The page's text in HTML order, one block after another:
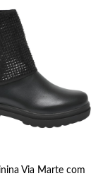
Via Marte com